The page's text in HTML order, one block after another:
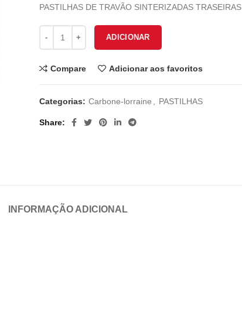
PASTILHAS DE TRAVÃO SINTERIZADAS TRASEIRAS
ADICIONAR
Compare Adicionar aos favoritos
Categorias: Carbone-lorraine PASTILHAS
Share
INFORMAÇÃO ADICIONAL